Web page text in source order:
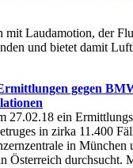
Laudamotion, der
und bietet damit
gegen
27.02.18 ein
in zirka 11.400
in München
Österreich durchsucht.